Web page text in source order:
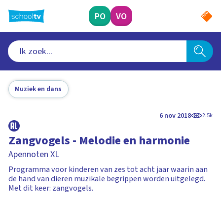
naar
hoofdinhoud
PO VO
Muziek en dans
6 nov 2018 2.5k
Zangvogels - Melodie en harmonie
Apennoten XL
Programma voor kinderen van zes tot acht jaar waarin aan
de hand van dieren muzikale begrippen worden uitgelegd.
Met dit keer: zangvogels.